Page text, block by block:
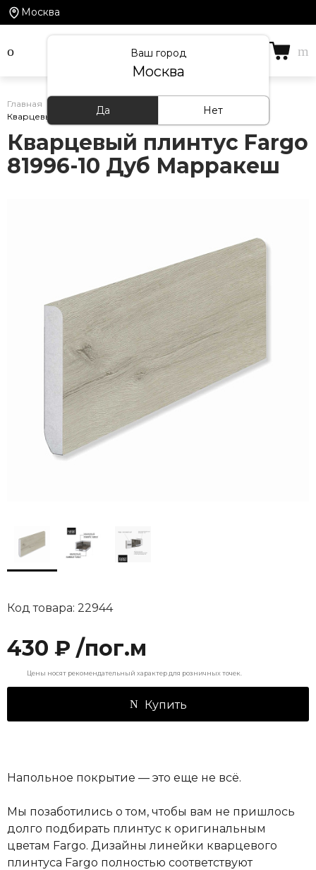
Москва
Ваш город
Москва
Да Нет
Главная Каталог товаров Кварцевый плинтус
Кварцевый плинтус Fargo 81996-10 Дуб Марракеш
Кварцевый плинтус Fargo
81996-10 Дуб Марракеш
Код товара: 22944
430 ₽ /пог.м
Цены носят рекомендательный характер для розничных точек.
Купить
Напольное покрытие — это еще не всё.
Мы позаботились о том, чтобы вам не пришлось
долго подбирать плинтус к оригинальным
цветам Fargo. Дизайны линейки кварцевого
плинтуса Fargo полностью соответствуют